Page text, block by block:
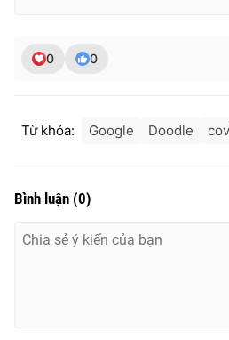
0 0
Từ khóa: Google Doodle
Bình luận (0)